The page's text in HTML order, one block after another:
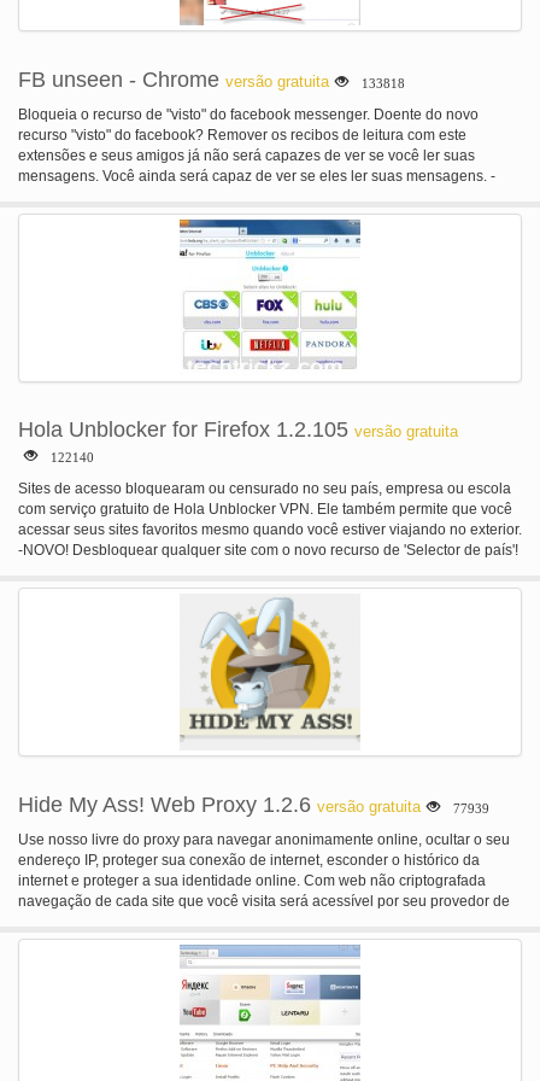
diferentes de blocos jelling uma identidade virtual em outro país com apenas
alguns cliques do mouse. anonymoX permite que você... - Procure o www
visite bloqueado/censurado websites-aparecer originário de outro país -
Excluir cookies, mostrar o seu ip público, alterar a identificação do
navegador,... Breve resumo de sua funcionalidade em vez de acessar um
site diretamente, vai ser primeiro aberta por um de nossos servidores,
chamados Proxy. Este Proxy esconde seu verdadeiro identificar de internet e
faz parecer como se você não, mas o Proxy está atualmente visitando o site.
FB unseen - Chrome versão gratuita 133818
Bloqueia o recurso de "visto" do facebook messenger. Doente do novo
recurso "visto" do facebook? Remover os recibos de leitura com este
extensões e seus amigos já não será capazes de ver se você ler suas
mensagens. Você ainda será capaz de ver se eles ler suas mensagens. -
como leitura.)-Atualmente não está funcionando, desculpe, visite o meu site
para obter mais informações.
Hola Unblocker for Firefox 1.2.105 versão gratuita
122140
Sites de acesso bloquearam ou censurado no seu país, empresa ou escola
com serviço gratuito de Hola Unblocker VPN. Ele também permite que você
acessar seus sites favoritos mesmo quando você estiver viajando no exterior.
-NOVO! Desbloquear qualquer site com o novo recurso de 'Selector de país'!
navegar! -Pesquisar e adicionar mais sites na página de configurações Hola
é um fornecedor de tecnologia VPN Unblocker que fornece um mais rápido e
Hide My Ass! Web Proxy 1.2.6 versão gratuita 77939
Use nosso livre do proxy para navegar anonimamente online, ocultar o seu
endereço IP, proteger sua conexão de internet, esconder o histórico da
internet e proteger a sua identidade online. Com web não criptografada
navegação de cada site que você visita será acessível por seu provedor de
para esconder pessoas monitorando o tráfego da web HTTP. Determinados
sites podem ser bloqueados na sua conexão de internet. Use nosso proxy
de web livre para virtualmente residem em outra rede e ignoram os blocos
de web. Alguns sites podem não oferecer SSL (HTTPS://) e então seus
dados confidenciais (como um site user/pass) estão em risco de serem
roubados em uma rede insegura. Use o proxy da web para adicionar o SSL
para todos os sites que você visita. Seu endereço IP é sua digital' online'.